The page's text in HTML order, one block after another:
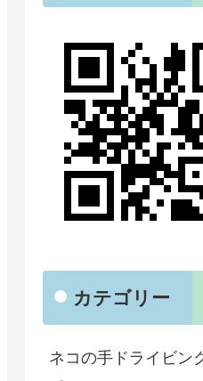
カテゴリー
ネコの手ドライビン